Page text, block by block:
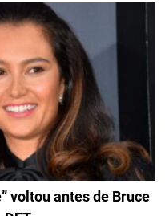
voltou antes de Bruce